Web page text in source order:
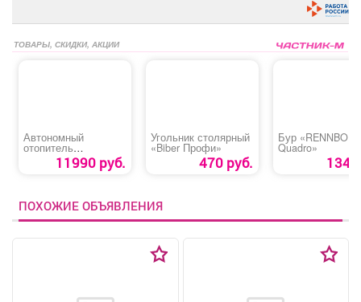
ТОВАРЫ, СКИДКИ, АКЦИИ
Автономный
отопитель
дизельный «Kyoda»
11990 руб.
Угольник столярный
«Biber Профи»
470 руб.
Бур
Quadro»
134
ПОХОЖИЕ ОБЪЯВЛЕНИЯ